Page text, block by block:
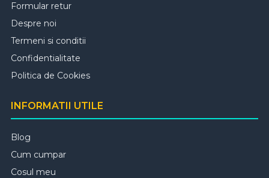
Formular retur
Despre noi
Termeni si conditii
Confidentialitate
Politica de Cookies
INFORMATII UTILE
Blog
Cum cumpar
Cosul meu